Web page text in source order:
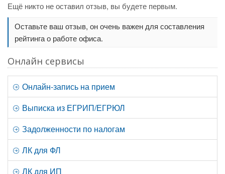
Ещё никто не оставил отзыв, вы будете первым.
Оставьте ваш отзыв, он очень важен для составления
рейтинга о работе офиса.
Онлайн сервисы
Онлайн-запись на прием
Выписка из ЕГРИП/ЕГРЮЛ
Задолженности по налогам
ЛК для ФЛ
ЛК для ИП